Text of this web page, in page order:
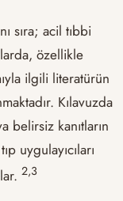
sıra; acil tıbbi
özellikle
ilgili literatürün
Kılavuzda
belirsiz kanıtların
uygulayıcıları
​2,3​